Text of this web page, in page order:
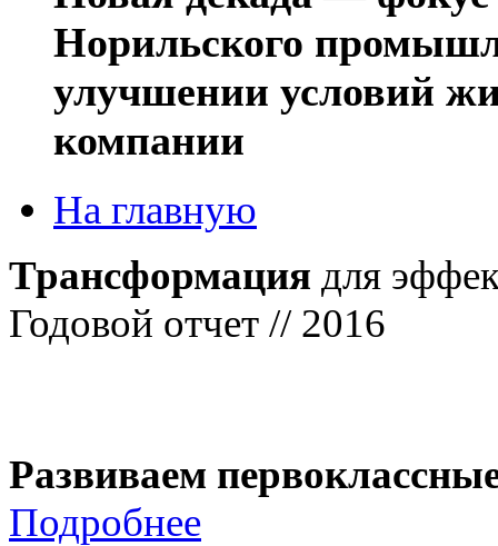
Норильского
улучшении условий
компании
На главную
Трансформация для
Годовой отчет // 2016
Развиваем
Подробнее